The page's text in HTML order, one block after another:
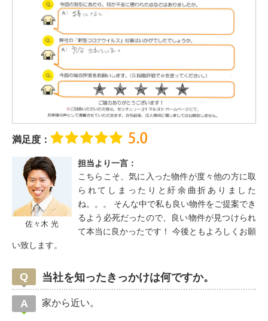
満足度：
佐々木 光
担当より一言：
こちらこそ、気に入った物件が度々他の方に取
られてしまったりと紆余曲折ありました
ね。。。 そんな中で私も良い物件をご提案でき
るよう必死だったので、良い物件が見つけられ
て本当に良かったです！ 今後ともよろしくお願
い致します。
当社を知ったきっかけは何ですか。
家から近い。